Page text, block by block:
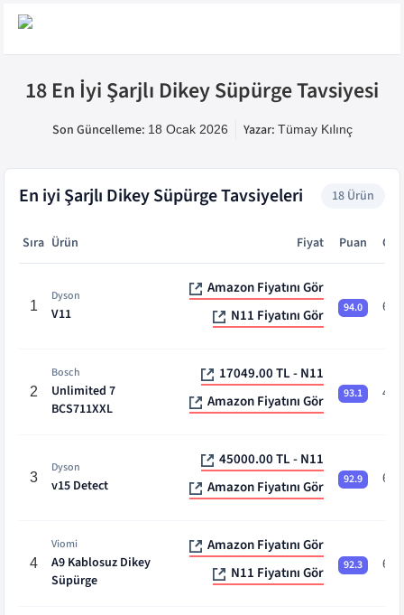
18 En İyi Şarjlı Dikey Süpürge Tavsiyesi
Son Güncelleme: 18 Ocak 2026 Yazar: Tümay Kılınç
En iyi Şarjlı Dikey Süpürge Tavsiyeleri 18 Ürün
Sıra Ürün Fiyat Puan
1
Dyson
V11
Amazon Fiyatını Gör
N11 Fiyatını Gör
94.0 60
2
Bosch
Unlimited 7
BCS711XXL
17049.00 TL - N11
Amazon Fiyatını Gör
93.1 40
3
Dyson
v15 Detect
45000.00 TL - N11
Amazon Fiyatını Gör
92.9 60
4
Viomi
A9 Kablosuz Dikey
Süpürge
Amazon Fiyatını Gör
N11 Fiyatını Gör
92.3 60